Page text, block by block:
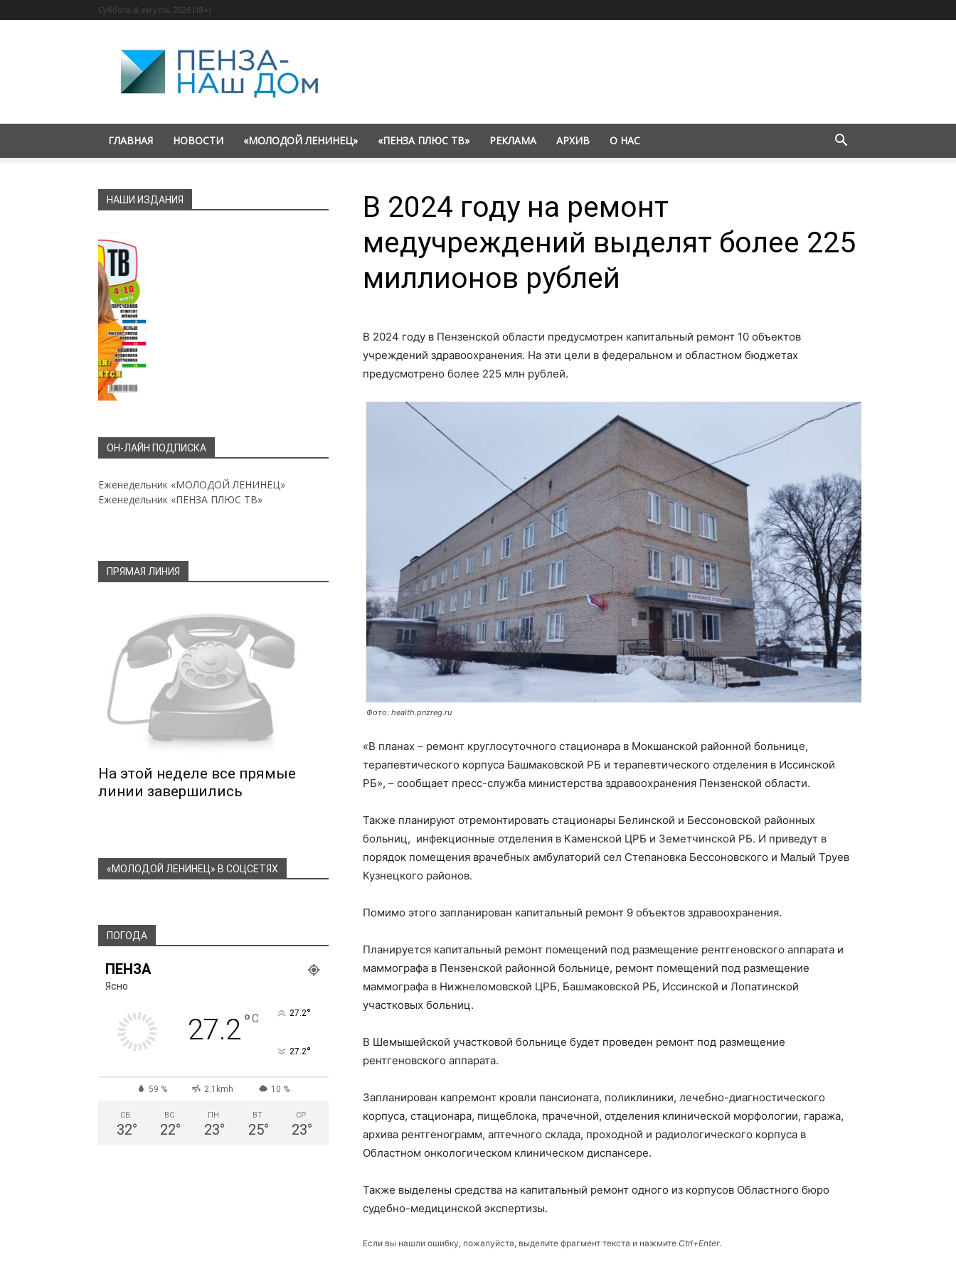
Суббота, 8 августа, 2026 (18+)
«Пенза
—
наш
дом»
ГЛАВНАЯ НОВОСТИ «МОЛОДОЙ ЛЕНИНЕЦ» «ПЕНЗА ПЛЮС ТВ» РЕКЛАМА АРХИВ О НАС
В 2024 году на ремонт
медучреждений выделят более 225
миллионов рублей
В 2024 году в Пензенской области предусмотрен капитальный ремонт 10 объектов
учреждений здравоохранения. На эти цели в федеральном и областном бюджетах
предусмотрено более 225 млн рублей.
Фото: health.pnzreg.ru
«В планах – ремонт круглосуточного стационара в Мокшанской районной больнице,
терапевтического корпуса Башмаковской РБ и терапевтического отделения в Иссинской
РБ», – сообщает пресс-служба министерства здравоохранения Пензенской области.
Также планируют отремонтировать стационары Белинской и Бессоновской районных
больниц, инфекционные отделения в Каменской ЦРБ и Земетчинской РБ. И приведут в
порядок помещения врачебных амбулаторий сел Степановка Бессоновского и Малый Труев
Кузнецкого районов.
Помимо этого запланирован капитальный ремонт 9 объектов здравоохранения.
Планируется капитальный ремонт помещений под размещение рентгеновского аппарата и
маммографа в Пензенской районной больнице, ремонт помещений под размещение
маммографа в Нижнеломовской ЦРБ, Башмаковской РБ, Иссинской и Лопатинской
участковых больниц.
В Шемышейской участковой больнице будет проведен ремонт под размещение
рентгеновского аппарата.
Запланирован капремонт кровли пансионата, поликлиники, лечебно-диагностического
корпуса, стационара, пищеблока, прачечной, отделения клинической морфологии, гаража,
архива рентгенограмм, аптечного склада, проходной и радиологического корпуса в
Областном онкологическом клиническом диспансере.
Также выделены средства на капитальный ремонт одного из корпусов Областного бюро
судебно-медицинской экспертизы.
Если вы нашли ошибку, пожалуйста, выделите фрагмент текста и нажмите Ctrl+Enter.
НАШИ ИЗДАНИЯ
ОН-ЛАЙН ПОДПИСКА
Еженедельник «МОЛОДОЙ ЛЕНИНЕЦ»
Еженедельник «ПЕНЗА ПЛЮС ТВ»
ПРЯМАЯ ЛИНИЯ
На этой неделе все прямые
линии завершились
«МОЛОДОЙ ЛЕНИНЕЦ» В СОЦСЕТЯХ
ПОГОДА
ПЕНЗА
Ясно
27.2°C 27.2°
27.2°
59 % 2.1kmh 10 %
СБ
32°
ВС
22°
ПН
23°
ВТ
25°
СР
23°